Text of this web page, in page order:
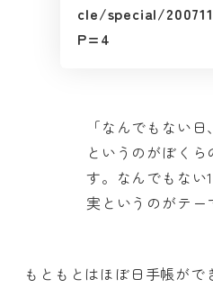
cle/special/
P=4
「なんでもない日
というのがぼく
す。なんでもない
実というのがテー
もともとはほぼ日手帳がで